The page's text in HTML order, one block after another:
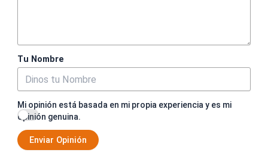
Tu Nombre
Mi opinión está basada en mi propia experiencia y es mi
opinión genuina.
Enviar Opinión